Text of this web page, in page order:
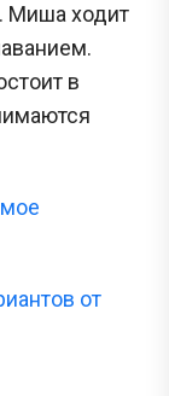
Миша ходит
в
от